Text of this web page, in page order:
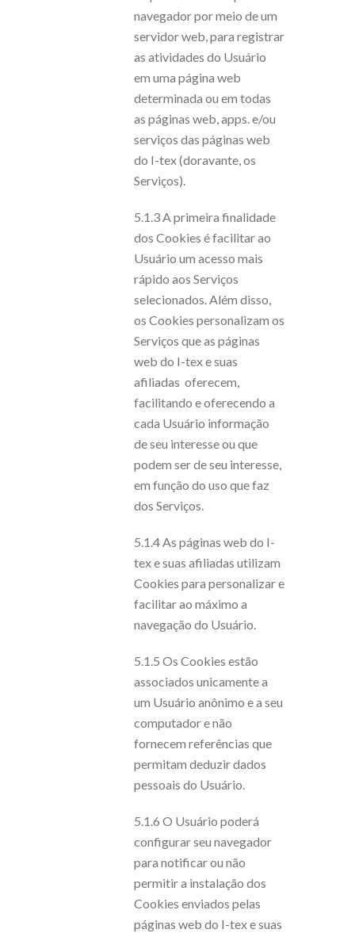
navegador por meio de um
servidor web, para registrar
as atividades do Usuário
em uma página web
determinada ou em todas
as páginas web, apps. e/ou
serviços das páginas web
do I-tex (doravante, os
Serviços).
5.1.3 A primeira finalidade
dos Cookies é facilitar ao
Usuário um acesso mais
rápido aos Serviços
selecionados. Além disso,
os Cookies personalizam os
Serviços que as páginas
web do I-tex e suas
afiliadas oferecem,
facilitando e oferecendo a
cada Usuário informação
de seu interesse ou que
podem ser de seu interesse,
em função do uso que faz
dos Serviços.
5.1.4 As páginas web do I-
tex e suas afiliadas utilizam
Cookies para personalizar e
facilitar ao máximo a
navegação do Usuário.
5.1.5 Os Cookies estão
associados unicamente a
um Usuário anônimo e a seu
computador e não
fornecem referências que
permitam deduzir dados
pessoais do Usuário.
5.1.6 O Usuário poderá
configurar seu navegador
para notificar ou não
permitir a instalação dos
Cookies enviados pelas
páginas web do I-tex e suas